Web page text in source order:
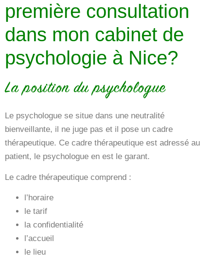
première consultation
dans mon cabinet de
psychologie à Nice?
La position du psychologue
Le psychologue se situe dans une neutralité
bienveillante, il ne juge pas et il pose un cadre
thérapeutique. Ce cadre thérapeutique est adressé au
patient, le psychologue en est le garant.
Le cadre thérapeutique comprend :
l’horaire
le tarif
la confidentialité
l’accueil
le lieu